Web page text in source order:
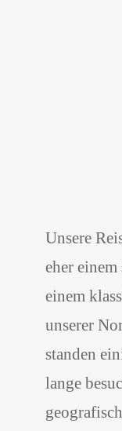
Unsere
eher
einem
unserer
standen
lange